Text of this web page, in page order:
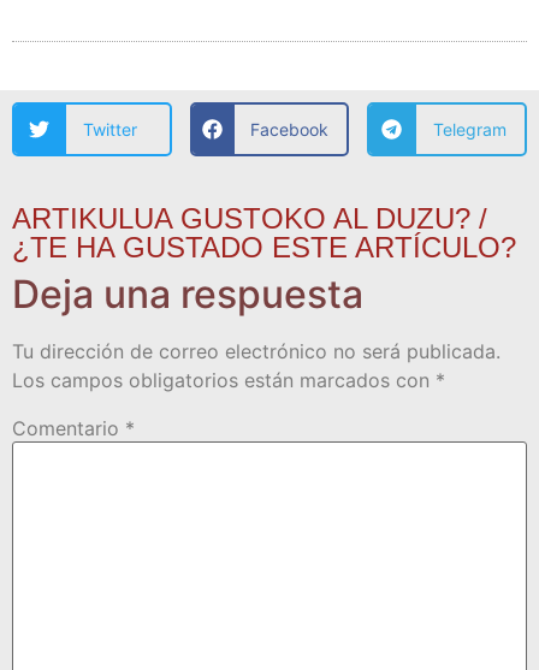
Twitter Facebook Telegram
ARTIKULUA GUSTOKO AL DUZU? /
¿TE HA GUSTADO ESTE ARTÍCULO?
Deja una respuesta
Tu dirección de correo electrónico no será publicada.
Los campos obligatorios están marcados con *
Comentario *